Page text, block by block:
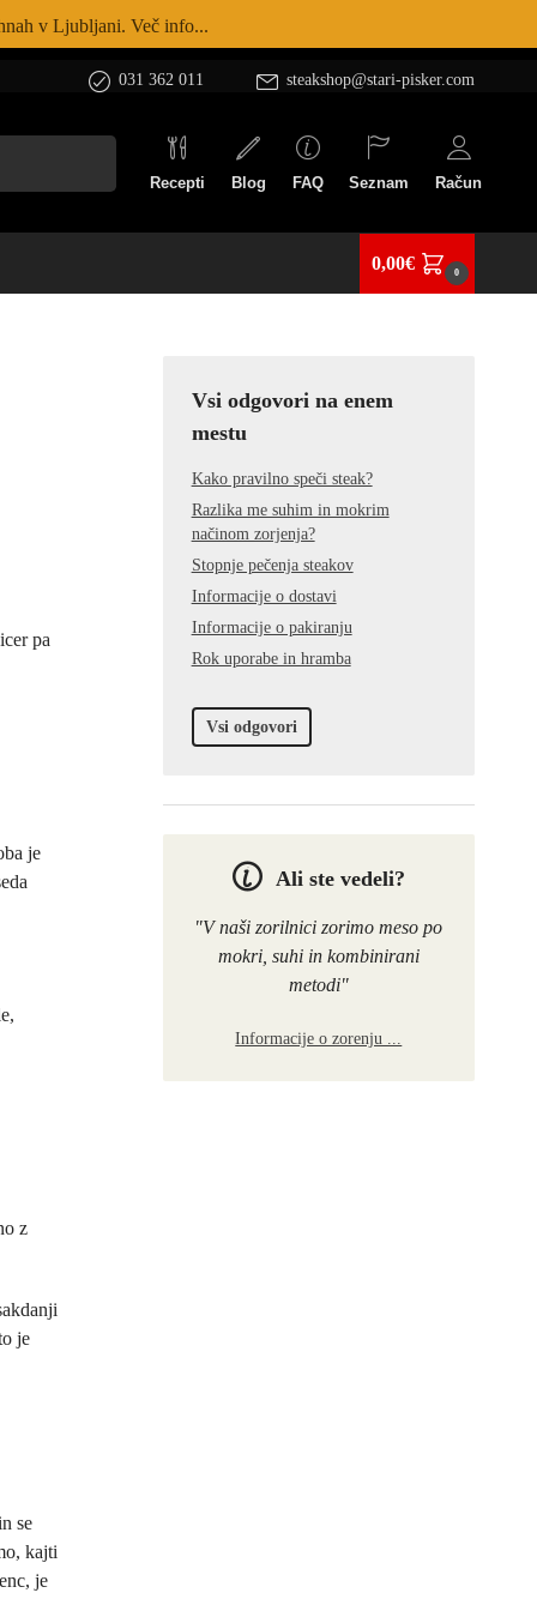
v Ljubljani. Več info...
031 362 011 steakshop@stari-pisker.com
Recepti Blog FAQ Seznam Račun
0,00€ 0
pa
je
z
je
se
kajti
je
Vsi odgovori na enem
mestu
Kako pravilno speči steak?
Razlika me suhim in mokrim
načinom zorjenja?
Stopnje pečenja steakov
Informacije o dostavi
Informacije o pakiranju
Rok uporabe in hramba
Vsi odgovori
Ali ste vedeli?
"V naši zorilnici zorimo meso po
mokri, suhi in kombinirani
metodi"
Informacije o zorenju ...